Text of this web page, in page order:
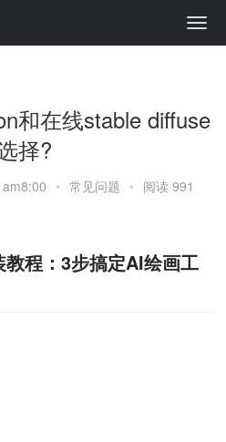
和在线stable diffuse
择?
• 常见问题 • 阅读 991
程：3步搞定AI绘画工